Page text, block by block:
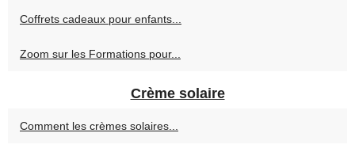
Coffrets cadeaux pour enfants...
Zoom sur les Formations pour...
Crème solaire
Comment les crèmes solaires...